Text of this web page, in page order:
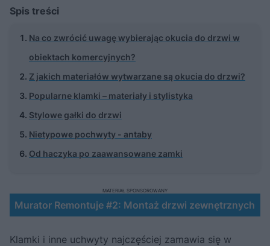
Spis treści
Na co zwrócić uwagę wybierając okucia do drzwi w
obiektach komercyjnych?
Z jakich materiałów wytwarzane są okucia do drzwi?
Popularne klamki – materiały i stylistyka
Stylowe gałki do drzwi
Nietypowe pochwyty - antaby
Od haczyka po zaawansowane zamki
Murator Remontuje #2: Montaż drzwi zewnętrznych
MATERIAŁ SPONSOROWANY
Klamki i inne uchwyty najczęściej zamawia się w